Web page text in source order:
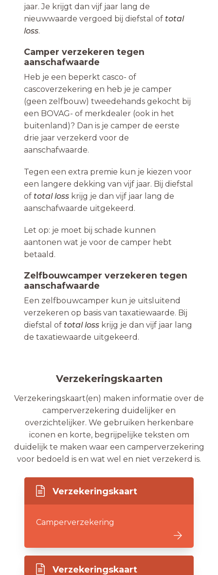
jaar. Je krijgt dan vijf jaar lang de
nieuwwaarde vergoed bij diefstal of total
loss.
Camper verzekeren tegen
aanschafwaarde
Heb je een beperkt casco- of
cascoverzekering en heb je je camper
(geen zelfbouw) tweedehands gekocht bij
een BOVAG- of merkdealer (ook in het
buitenland)? Dan is je camper de eerste
drie jaar verzekerd voor de
aanschafwaarde.
Tegen een extra premie kun je kiezen voor
een langere dekking van vijf jaar. Bij diefstal
of total loss krijg je dan vijf jaar lang de
aanschafwaarde uitgekeerd.
Let op: je moet bij schade kunnen
aantonen wat je voor de camper hebt
betaald.
Zelfbouwcamper verzekeren tegen
aanschafwaarde
Een zelfbouwcamper kun je uitsluitend
verzekeren op basis van taxatiewaarde. Bij
diefstal of total loss krijg je dan vijf jaar lang
de taxatiewaarde uitgekeerd.
Verzekeringskaarten
Verzekeringskaart(en) maken informatie over de
camperverzekering duidelijker en
overzichtelijker. We gebruiken herkenbare
iconen en korte, begrijpelijke teksten om
duidelijk te maken waar een camperverzekering
voor bedoeld is en wat wel en niet verzekerd is.
Verzekeringskaart
Camperverzekering
Verzekeringskaart